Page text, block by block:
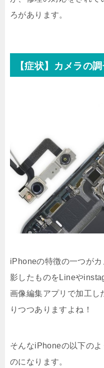
ろがあります。
【症状】カメラの
iPhoneの特徴の一つが
影したものをLineや
画像編集アプリで加工し
りつつありますよね！
そんなiPhoneの以下の
のになります。